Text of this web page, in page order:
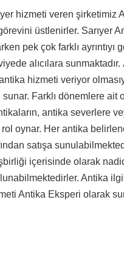
hizmeti veren
üstlenirler. Sarıyer
pek çok farklı
alıcılara sunmaktadır.
hizmeti veriyor
Farklı dönemlere ait
antika severlere
oynar. Her antika
satışa
içerisinde olarak
Antika
Antika Eksperi olarak